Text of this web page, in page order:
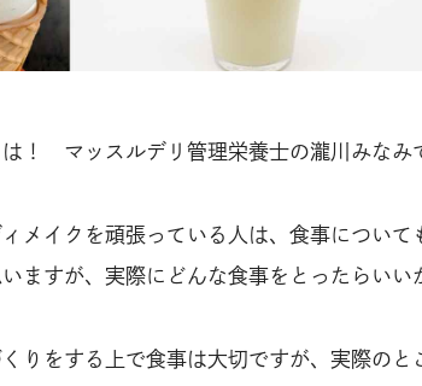
は！ マッスルデリ管理栄養士の瀧川みなみ
メイクを頑張っている人は、食事につい
ますが、実際にどんな食事をとったらいい
りをする上で食事は大切ですが、実際の